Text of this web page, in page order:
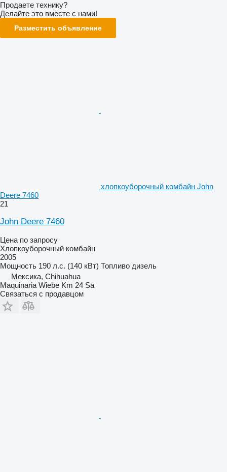
Продаете технику?
Делайте это вместе с нами!
Разместить объявление
хлопкоуборочный комбайн John
Deere 7460
21
John Deere 7460
Цена по запросу
Хлопкоуборочный комбайн
2005
Мощность 190 л.с. (140 кВт) Топливо дизель
Мексика, Chihuahua
Maquinaria Wiebe Km 24 Sa
Связаться с продавцом